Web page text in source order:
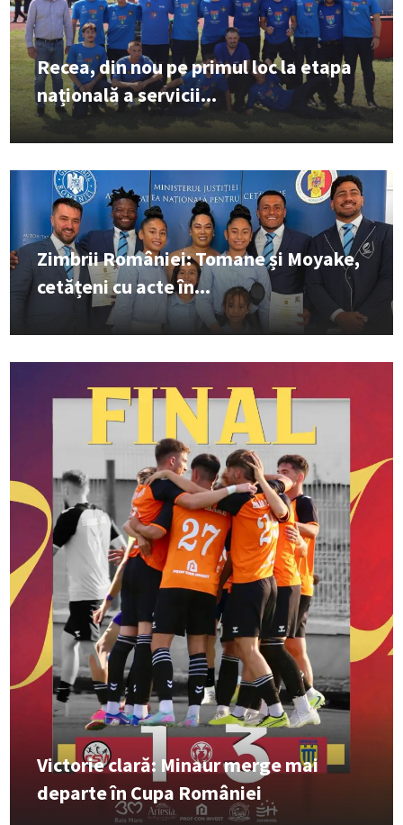
Recea, din nou pe primul loc la etapa
națională a servicii...
Zimbrii României: Tomane și Moyake,
cetățeni cu acte în...
Victorie clară: Minaur merge mai
departe în Cupa României